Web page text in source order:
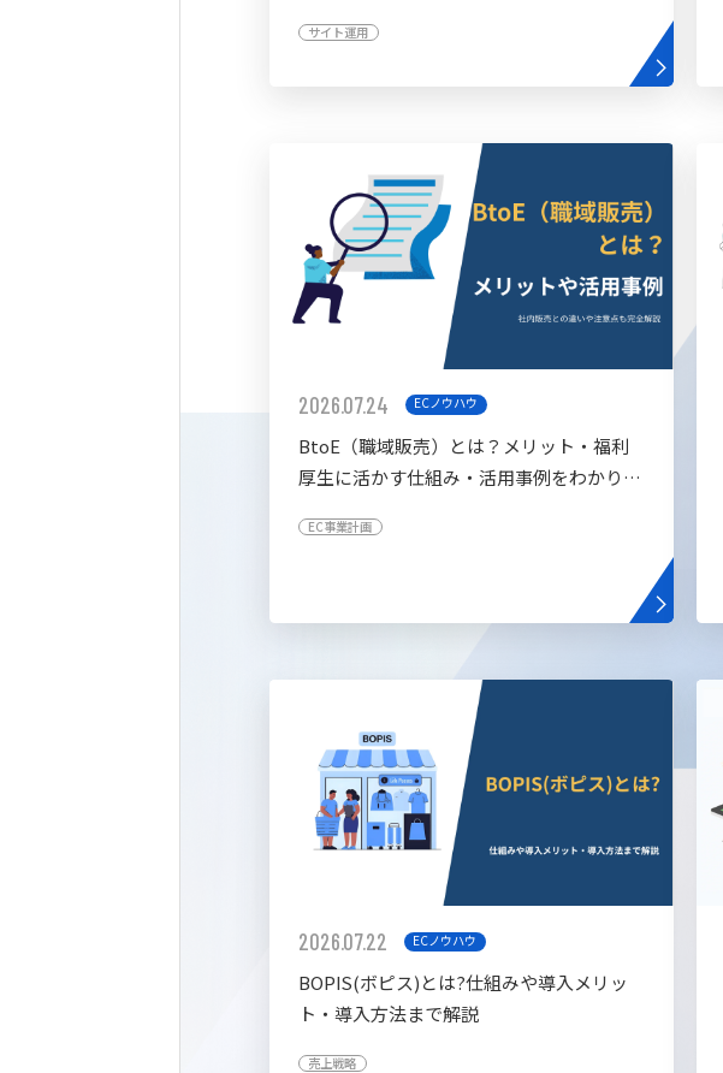
サイト運用
2026.07.24 ECノウハウ
BtoE（職域販売）とは？メリット・福利
厚生に活かす仕組み・活用事例をわかりや
EC事業計画
2026.07.22 ECノウハウ
BOPIS(ボピス)とは?仕組みや導入メリッ
ト・導入方法まで解説
売上戦略